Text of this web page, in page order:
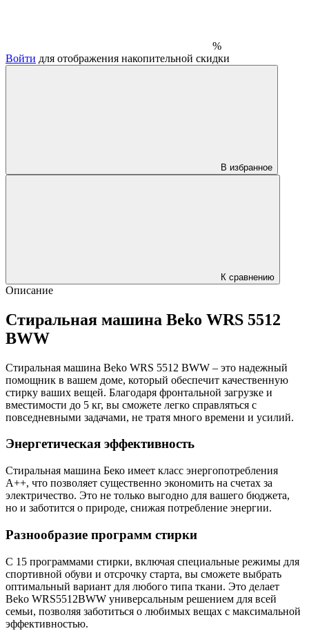
%
Войти для отображения накопительной скидки
В избранное
К сравнению
Описание
Стиральная машина Beko WRS 5512
BWW
Стиральная машина Beko WRS 5512 BWW – это надежный
помощник в вашем доме, который обеспечит качественную
стирку ваших вещей. Благодаря фронтальной загрузке и
вместимости до 5 кг, вы сможете легко справляться с
повседневными задачами, не тратя много времени и усилий.
Энергетическая эффективность
Стиральная машина Беко имеет класс энергопотребления
A++, что позволяет существенно экономить на счетах за
электричество. Это не только выгодно для вашего бюджета,
но и заботится о природе, снижая потребление энергии.
Разнообразие программ стирки
С 15 программами стирки, включая специальные режимы для
спортивной обуви и отсрочку старта, вы сможете выбрать
оптимальный вариант для любого типа ткани. Это делает
Beko WRS5512BWW универсальным решением для всей
семьи, позволяя заботиться о любимых вещах с максимальной
эффективностью.